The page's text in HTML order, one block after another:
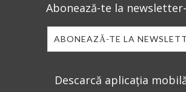
Abonează-te la
ABONEAZĂ-TE LA
Descarcă aplicația